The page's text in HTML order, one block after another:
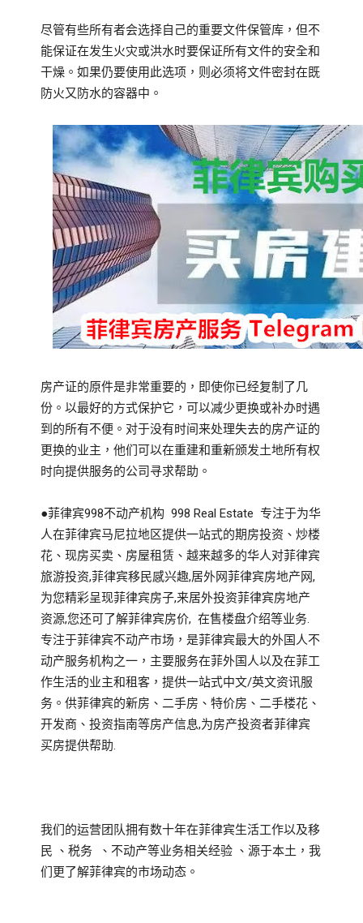
尽管有些所有者会选择自己的重要文件保管库，但不
能保证在发生火灾或洪水时要保证所有文件的安全和
干燥。如果仍要使用此选项，则必须将文件密封在既
防火又防水的容器中。
房产证的原件是非常重要的，即使你已经复制了几
份。以最好的方式保护它，可以减少更换或补办时遇
到的所有不便。对于没有时间来处理失去的房产证的
更换的业主，他们可以在重建和重新颁发土地所有权
时向提供服务的公司寻求帮助。
●菲律宾998不动产机构 998 Real Estate 专注于为华
人在菲律宾马尼拉地区提供一站式的期房投资、炒楼
花、现房买卖、房屋租赁、越来越多的华人对菲律宾
旅游投资,菲律宾移民感兴趣,居外网菲律宾房地产网,
为您精彩呈现菲律宾房子,来居外投资菲律宾房地产
资源,您还可了解菲律宾房价, 在售楼盘介绍等业务.
专注于菲律宾不动产市场，是菲律宾最大的外国人不
动产服务机构之一，主要服务在菲外国人以及在菲工
作生活的业主和租客，提供一站式中文/英文资讯服
务。供菲律宾的新房、二手房、特价房、二手楼花、
开发商、投资指南等房产信息,为房产投资者菲律宾
买房提供帮助.
我们的运营团队拥有数十年在菲律宾生活工作以及移
民 、税务 、不动产等业务相关经验 、源于本土，我
们更了解菲律宾的市场动态。